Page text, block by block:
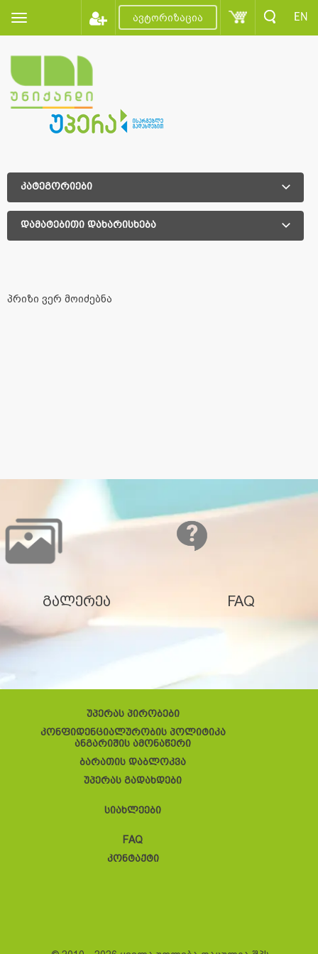
ავტორიზაცია EN
კატეგორიები
დამატებითი დახარისხება
პრიზი ვერ მოიძებნა
გალერეა FAQ
უპერას პირობები
კონფიდენციალურობის პოლიტიკა
ანგარიშის ამონაწერი
ბარათის დაბლოკვა
უპერას გადახდები
სიახლეები
FAQ
კონტაქტი